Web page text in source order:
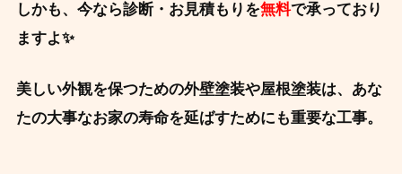
しかも、今なら診断・お見積もりを無料で承っており
ますよ✨
美しい外観を保つための外壁塗装や屋根塗装は、 あな
たの大事なお家の寿命を延ばすためにも重要な工事。